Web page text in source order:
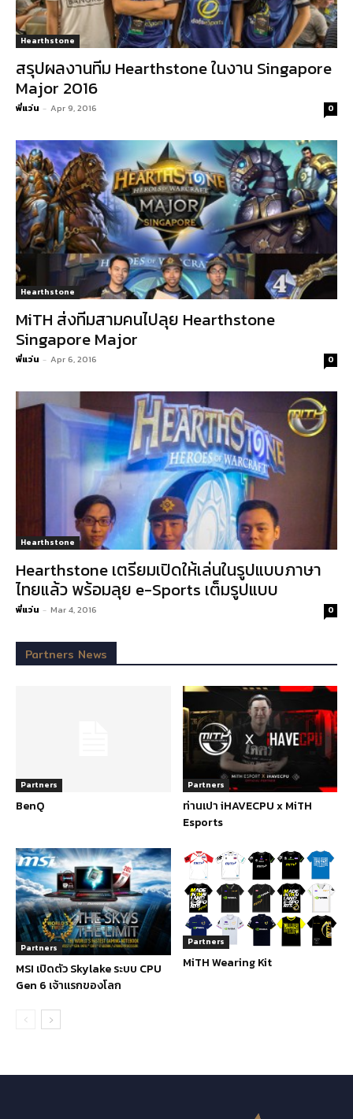
Hearthstone
สรุปผลงานทีม Hearthstone ในงาน Singapore
Major 2016
พี่แว่น - Apr 9, 2016 0
Hearthstone
MiTH ส่งทีมสามคนไปลุย Hearthstone
Singapore Major
พี่แว่น - Apr 6, 2016 0
Hearthstone
Hearthstone เตรียมเปิดให้เล่นในรูปแบบภาษา
ไทยแล้ว พร้อมลุย e-Sports เต็มรูปแบบ
พี่แว่น - Mar 4, 2016 0
Partners News
Partners
BenQ
Partners
ท่านเปา iHAVECPU x MiTH
Esports
Partners
MSI เปิดตัว Skylake ระบบ CPU
Gen 6 เจ้าแรกของโลก
Partners
MiTH Wearing Kit